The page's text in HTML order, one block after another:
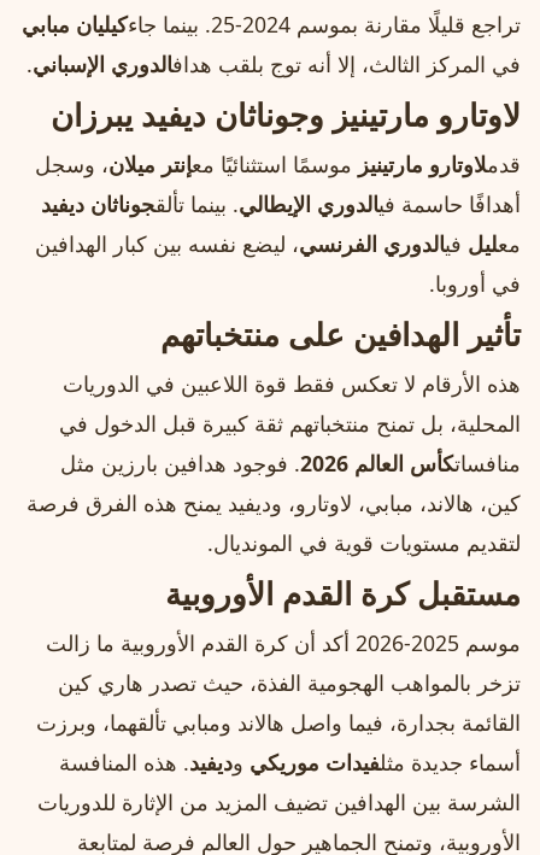
تراجع قليلًا مقارنة بموسم 2024-25. بينما جاء
كيليان مبابي
في المركز الثالث، إلا أنه توج بلقب هدافالدوري الإسباني.
لاوتارو مارتينيز وجوناثان ديفيد يبرزان
قدملاوتارو مارتينيز موسمًا استثنائيًا معإنتر ميلان، وسجل
أهدافًا حاسمة فيالدوري الإيطالي. بينما تألقجوناثان ديفيد
معليل فيالدوري الفرنسي، ليضع نفسه بين كبار الهدافين
في أوروبا.
تأثير الهدافين على منتخباتهم
هذه الأرقام لا تعكس فقط قوة اللاعبين في الدوريات
المحلية، بل تمنح منتخباتهم ثقة كبيرة قبل الدخول في
منافساتكأس العالم 2026
. فوجود هدافين بارزين مثل
كين، هالاند، مبابي، لاوتارو، وديفيد يمنح هذه الفرق فرصة
لتقديم مستويات قوية في المونديال.
مستقبل كرة القدم الأوروبية
موسم 2025-2026 أكد أن كرة القدم الأوروبية ما زالت
تزخر بالمواهب الهجومية الفذة، حيث تصدر هاري كين
القائمة بجدارة، فيما واصل هالاند ومبابي تألقهما، وبرزت
أسماء جديدة مثلفيدات موريكي وديفيد. هذه المنافسة
الشرسة بين الهدافين تضيف المزيد من الإثارة للدوريات
الأوروبية، وتمنح الجماهير حول العالم فرصة لمتابعة